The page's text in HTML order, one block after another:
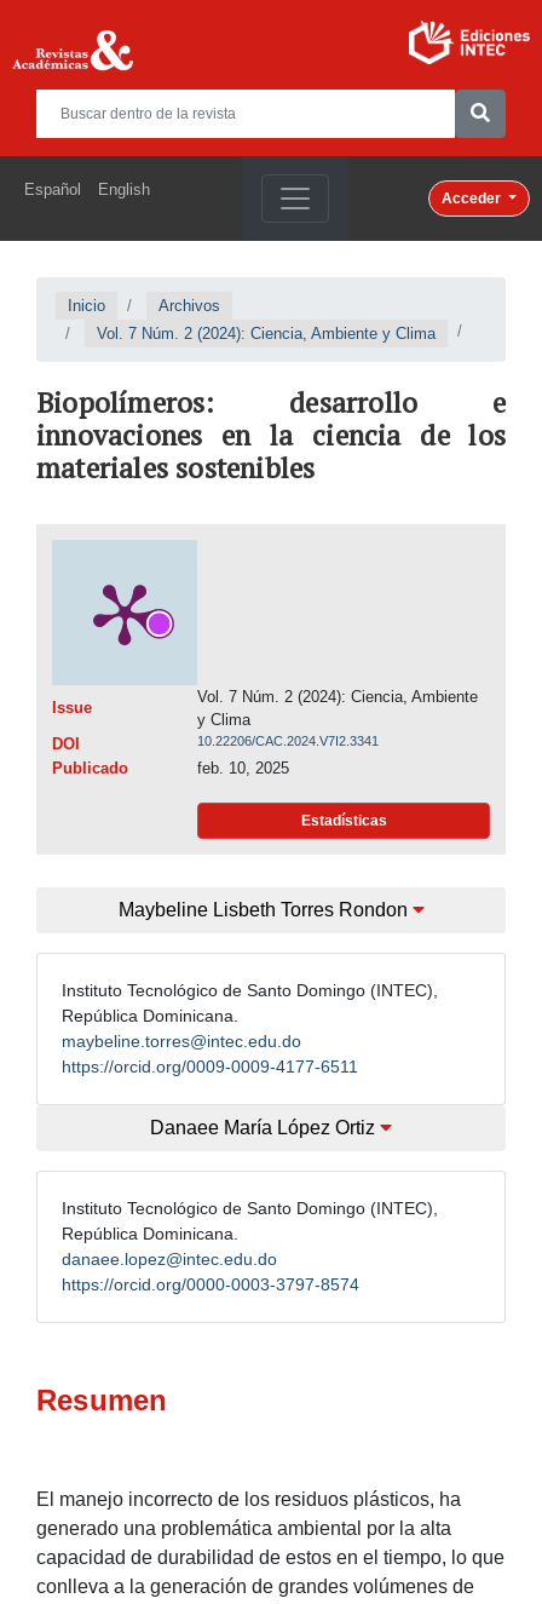
Español English Acceder
Inicio
Archivos
Vol. 7 Núm. 2 (2024): Ciencia, Ambiente y Clima
Biopolímeros: desarrollo e
innovaciones en la ciencia de los
materiales sostenibles
Issue
Vol. 7 Núm. 2 (2024): Ciencia, Ambiente
y Clima
DOI
10.22206/CAC.2024.V7I2.3341
Publicado feb. 10, 2025
Estadísticas
Maybeline Lisbeth Torres Rondon
Instituto Tecnológico de Santo Domingo (INTEC),
República Dominicana.
maybeline.torres@intec.edu.do
https://orcid.org/0009-0009-4177-6511
Danaee María López Ortiz
Instituto Tecnológico de Santo Domingo (INTEC),
República Dominicana.
danaee.lopez@intec.edu.do
https://orcid.org/0000-0003-3797-8574
Resumen
El manejo incorrecto de los residuos plásticos, ha
generado una problemática ambiental por la alta
capacidad de durabilidad de estos en el tiempo, lo que
conlleva a la generación de grandes volúmenes de